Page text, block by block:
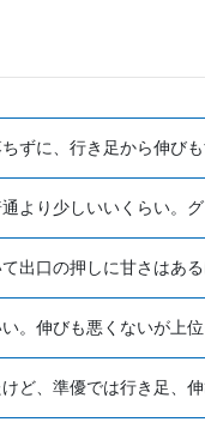
ずに、行き足から伸び
より少しいいくらい。
出口の押しに甘さはあ
。伸びも悪くないが上
ど、準優では行き足、